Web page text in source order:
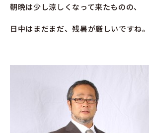
朝晩は少し涼しくなって来たものの、
日中はまだまだ、残暑が厳しいですね。